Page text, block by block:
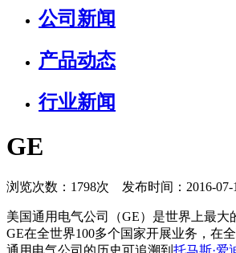
公司新闻
产品动态
行业新闻
GE
浏览次数：1798次 发布时间：2016-
美国通用电气公司（GE）是世界上最大
GE在全世界100多个国家开展业务，在
通用电气公司的历史可追溯到 托马斯·爱